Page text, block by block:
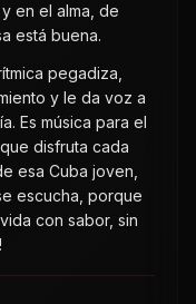
en el alma, de
está buena.
pegadiza,
y le da voz a
Es música para el
disfruta cada
esa Cuba joven,
escucha, porque
con sabor, sin